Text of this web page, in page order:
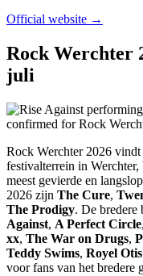
Official website →
Rock Werchter
juli
Rock Werchter 2026
festivalterrein in
meest gevierde en
2026 zijn The Cure,
The Prodigy. De bredere
Against, A Perfect Circle,
xx, The War on Drugs,
Teddy Swims, Royel Otis
voor fans van het bredere